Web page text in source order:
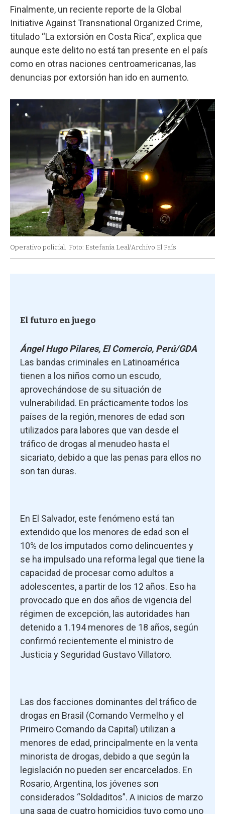
Finalmente, un reciente reporte de la Global
Initiative Against Transnational Organized Crime,
titulado “La extorsión en Costa Rica”, explica que
aunque este delito no está tan presente en el país
como en otras naciones centroamericanas, las
denuncias por extorsión han ido en aumento.
Operativo policial. Foto: Estefanía Leal/Archivo El País
El futuro en juego
Ángel Hugo Pilares, El Comercio, Perú/GDA
Las bandas criminales en Latinoamérica
tienen a los niños como un escudo,
aprovechándose de su situación de
vulnerabilidad. En prácticamente todos los
países de la región, menores de edad son
utilizados para labores que van desde el
tráfico de drogas al menudeo hasta el
sicariato, debido a que las penas para ellos no
son tan duras.
En El Salvador, este fenómeno está tan
extendido que los menores de edad son el
10% de los imputados como delincuentes y
se ha impulsado una reforma legal que tiene la
capacidad de procesar como adultos a
adolescentes, a partir de los 12 años. Eso ha
provocado que en dos años de vigencia del
régimen de excepción, las autoridades han
detenido a 1.194 menores de 18 años, según
confirmó recientemente el ministro de
Justicia y Seguridad Gustavo Villatoro.
Las dos facciones dominantes del tráfico de
drogas en Brasil (Comando Vermelho y el
Primeiro Comando da Capital) utilizan a
menores de edad, principalmente en la venta
minorista de drogas, debido a que según la
legislación no pueden ser encarcelados. En
Rosario, Argentina, los jóvenes son
considerados “Soldaditos”. A inicios de marzo
una saga de cuatro homicidios tuvo como uno